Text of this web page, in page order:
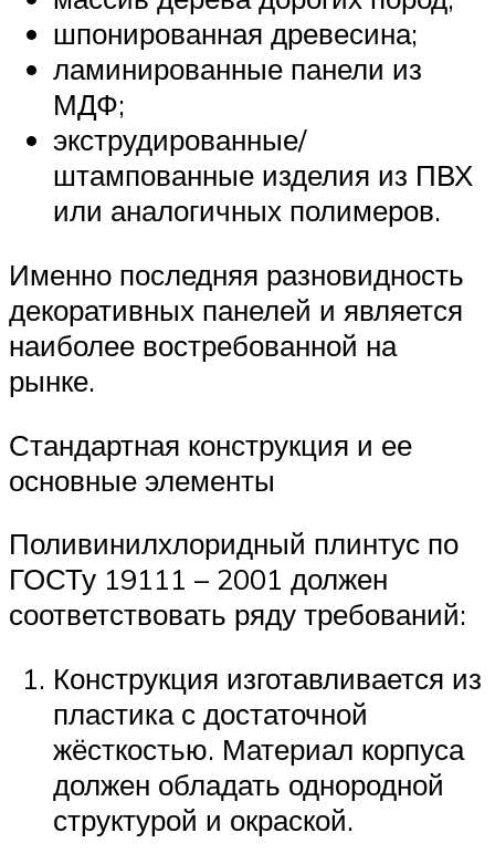
шпонированная древесина;
ламинированные панели из
МДФ;
экструдированные/
штампованные изделия из ПВХ
или аналогичных полимеров.
Именно последняя разновидность
декоративных панелей и является
наиболее востребованной на
рынке.
Стандартная конструкция и ее
основные элементы
Поливинилхлоридный плинтус по
ГОСТу 19111 – 2001 должен
соответствовать ряду требований:
Конструкция изготавливается из
пластика с достаточной
жёсткостью. Материал корпуса
должен обладать однородной
структурой и окраской.